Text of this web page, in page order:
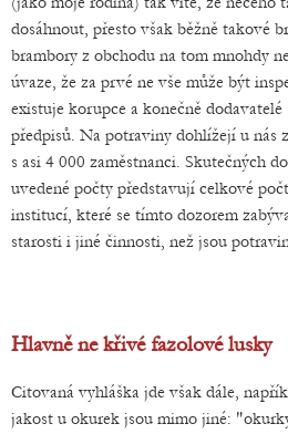
dosáhnout, přesto však běžně takové
brambory z obchodu na tom mnohdy
úvaze, že za prvé ne vše může být
existuje korupce a konečně
předpisů. Na potraviny dohlížejí u nás
s asi 4 000 zaměstnanci. Skutečných
uvedené počty představují celkové
institucí, které se tímto dozorem
starosti i jiné činnosti, než jsou
Hlavně ne křivé fazolové lusky
Citovaná vyhláška jde však dále,
jakost u okurek jsou mimo jiné: